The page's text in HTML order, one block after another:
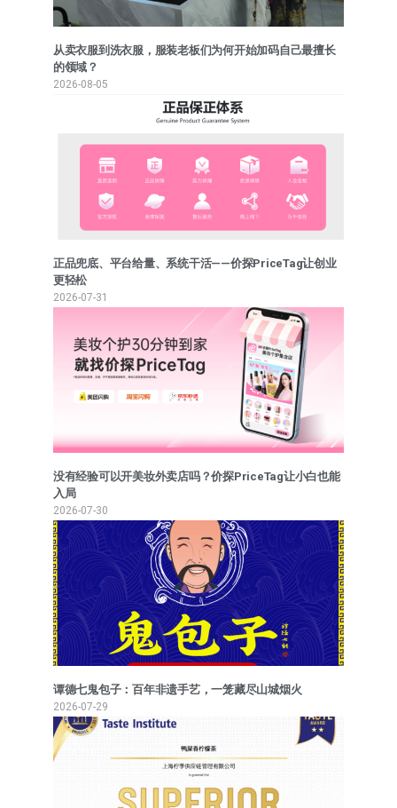
从卖衣服到洗衣服，服装老板们为何开始加码自己最擅长
的领域？
2026-08-05
正品兜底、平台给量、系统干活——价探PriceTag让创业
更轻松
2026-07-31
没有经验可以开美妆外卖店吗？价探PriceTag让小白也能
入局
2026-07-30
谭德七鬼包子：百年非遗手艺，一笼藏尽山城烟火
2026-07-29